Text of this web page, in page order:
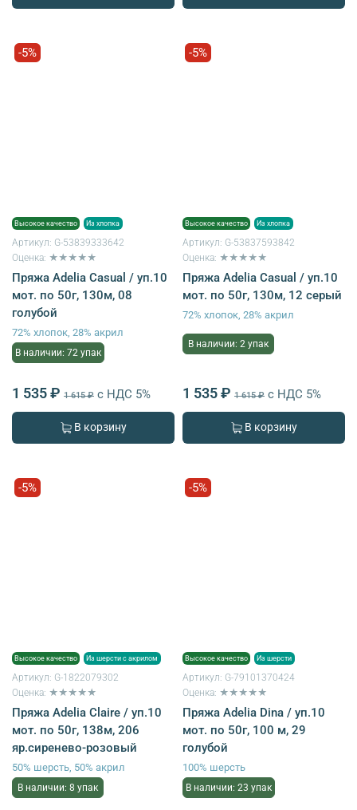
-5%
Высокое качество Из хлопка
Артикул: G-53839333642
Оценка: ★★★★★
Пряжа Adelia Casual / уп.10
мот. по 50г, 130м, 08
голубой
72% хлопок, 28% акрил
В наличии: 72 упак
1 535 ₽ 1 615 ₽ с НДС 5%
В корзину
-5%
Высокое качество Из хлопка
Артикул: G-53837593842
Оценка: ★★★★★
Пряжа Adelia Casual / уп.10
мот. по 50г, 130м, 12 серый
72% хлопок, 28% акрил
В наличии: 2 упак
1 535 ₽ 1 615 ₽ с НДС 5%
В корзину
-5%
Высокое качество Из шерсти с акрилом
Артикул: G-1822079302
Оценка: ★★★★★
Пряжа Adelia Claire / уп.10
мот. по 50г, 138м, 206
яр.сиренево-розовый
50% шерсть, 50% акрил
В наличии: 8 упак
-5%
Высокое качество Из шерсти
Артикул: G-79101370424
Оценка: ★★★★★
Пряжа Adelia Dina / уп.10
мот. по 50г, 100 м, 29
голубой
100% шерсть
В наличии: 23 упак